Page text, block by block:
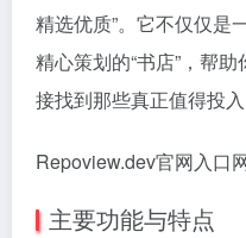
精选优质”‍。它不仅仅是
精心策划的“书店”，帮
接找到那些真正值得投
Repoview.dev官网入口
主要功能与特点